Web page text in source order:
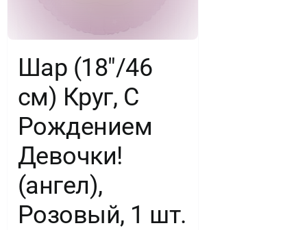
Шар (18″/46
см) Круг, С
Рождением
Девочки!
(ангел),
Розовый, 1 шт.